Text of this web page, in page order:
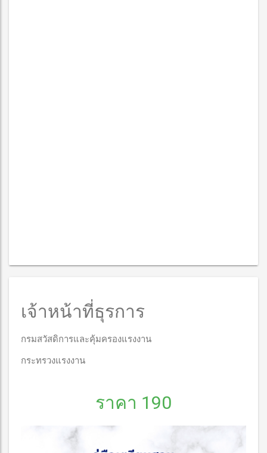
เจ้าหน้าที่ธุรการ
กรมสวัสดิการและคุ้มครองแรงงาน
กระทรวงแรงงาน
ราคา 190